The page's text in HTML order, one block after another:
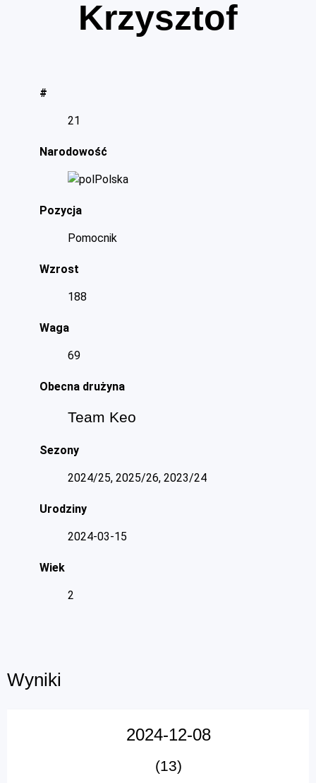
Krzysztof
#
21
Narodowość
Polska
Pozycja
Pomocnik
Wzrost
188
Waga
69
Obecna drużyna
Team Keo
Sezony
2024/25, 2025/26, 2023/24
Urodziny
2024-03-15
Wiek
2
Wyniki
2024-12-08
(13)